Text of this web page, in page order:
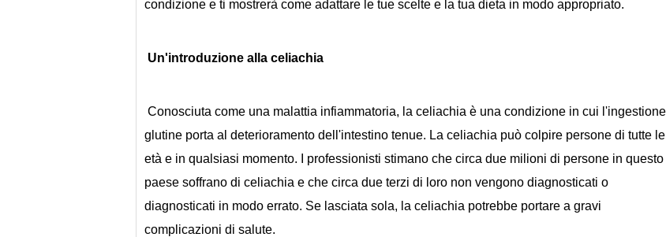
condizione e ti mostrerà come adattare le tue scelte e la tua dieta in modo appropriato.
Un'introduzione alla celiachia
glutine porta al deterioramento dell'intestino tenue. La celiachia può colpire persone di tutte le
età e in qualsiasi momento. I professionisti stimano che circa due milioni di persone in questo
paese soffrano di celiachia e che circa due terzi di loro non vengono diagnosticati o
diagnosticati in modo errato. Se lasciata sola, la celiachia potrebbe portare a gravi
complicazioni di salute.